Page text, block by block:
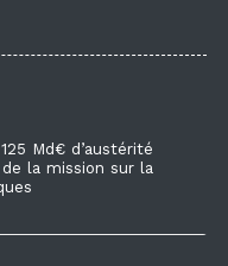
Md€ d’austérité
la mission sur la